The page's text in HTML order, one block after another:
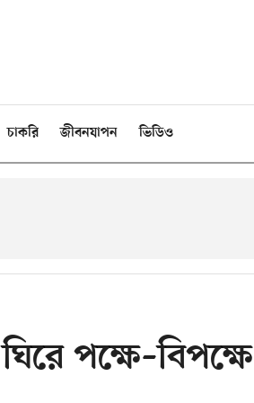
চাকরি জীবনযাপন ভিডিও
পক্ষে–বিপক্ষে